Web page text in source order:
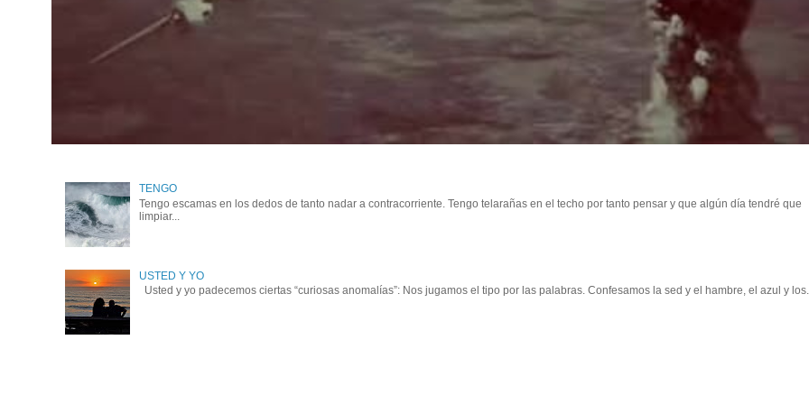
TENGO
Tengo escamas en los dedos de tanto nadar a contracorriente. Tengo telarañas en el techo por tanto pensar y que algún día tendré que
limpiar...
USTED Y YO
Usted y yo padecemos ciertas “curiosas anomalías”: Nos jugamos el tipo por las palabras. Confesamos la sed y el hambre, el azul y